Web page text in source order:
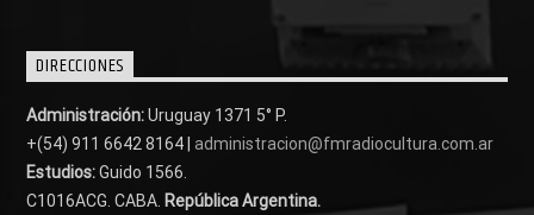
DIRECCIONES
Administración:Uruguay 1371 5° P.
+(54) 911 6642 8164 | administracion@fmradiocultura.com.ar
Estudios:Guido 1566.
C1016ACG. CABA. República Argentina.